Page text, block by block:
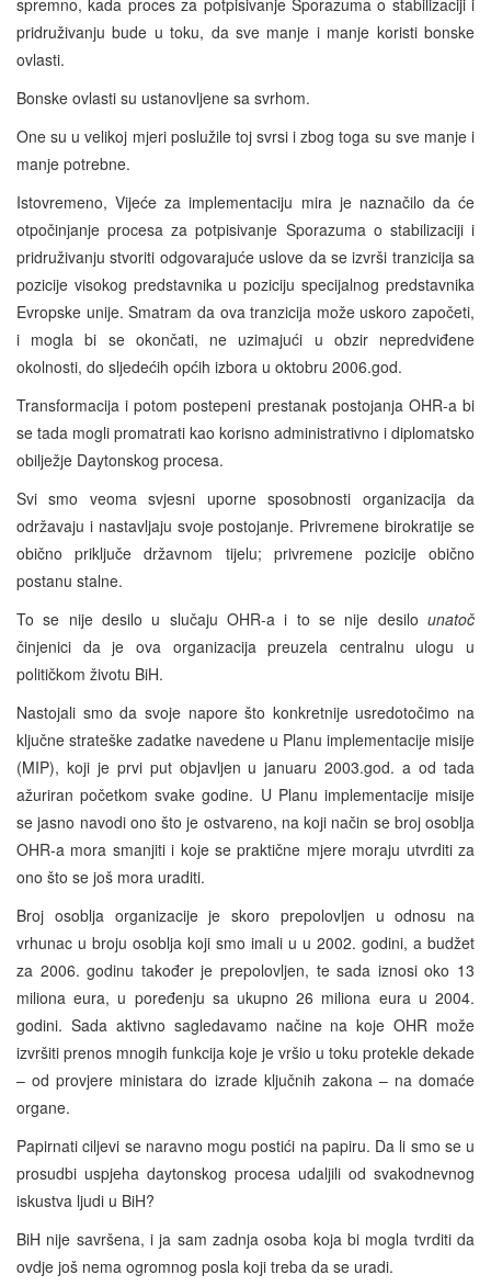
pridruživanju bude u toku, da sve manje i manje koristi bonske
ovlasti.
Bonske ovlasti su ustanovljene sa svrhom.
One su u velikoj mjeri poslužile toj svrsi i zbog toga su sve manje i
manje potrebne.
Istovremeno, Vijeće za implementaciju mira je naznačilo da će
otpočinjanje procesa za potpisivanje Sporazuma o stabilizaciji i
pridruživanju stvoriti odgovarajuće uslove da se izvrši tranzicija sa
pozicije visokog predstavnika u poziciju specijalnog predstavnika
Evropske unije. Smatram da ova tranzicija može uskoro započeti,
i mogla bi se okončati, ne uzimajući u obzir nepredviđene
okolnosti, do sljedećih općih izbora u oktobru 2006.god.
Transformacija i potom postepeni prestanak postojanja OHR-a bi
se tada mogli promatrati kao korisno administrativno i diplomatsko
obilježje Daytonskog procesa.
Svi smo veoma svjesni uporne sposobnosti organizacija da
održavaju i nastavljaju svoje postojanje. Privremene birokratije se
obično priključe državnom tijelu; privremene pozicije obično
postanu stalne.
To se nije desilo u slučaju OHR-a i to se nije desilo unatoč
činjenici da je ova organizacija preuzela centralnu ulogu u
političkom životu BiH.
Nastojali smo da svoje napore što konkretnije usredotočimo na
ključne strateške zadatke navedene u Planu implementacije misije
(MIP), koji je prvi put objavljen u januaru 2003.god. a od tada
ažuriran početkom svake godine. U Planu implementacije misije
se jasno navodi ono što je ostvareno, na koji način se broj osoblja
OHR-a mora smanjiti i koje se praktične mjere moraju utvrditi za
ono što se još mora uraditi.
Broj osoblja organizacije je skoro prepolovljen u odnosu na
vrhunac u broju osoblja koji smo imali u u 2002. godini, a budžet
za 2006. godinu također je prepolovljen, te sada iznosi oko 13
miliona eura, u poređenju sa ukupno 26 miliona eura u 2004.
godini. Sada aktivno sagledavamo načine na koje OHR može
izvršiti prenos mnogih funkcija koje je vršio u toku protekle dekade
– od provjere ministara do izrade ključnih zakona – na domaće
organe.
Papirnati ciljevi se naravno mogu postići na papiru. Da li smo se u
prosudbi uspjeha daytonskog procesa udaljili od svakodnevnog
iskustva ljudi u BiH?
BiH nije savršena, i ja sam zadnja osoba koja bi mogla tvrditi da
ovdje još nema ogromnog posla koji treba da se uradi.